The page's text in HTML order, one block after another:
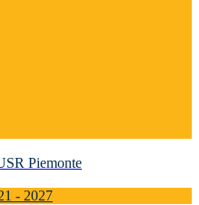
Piemonte
- 2027